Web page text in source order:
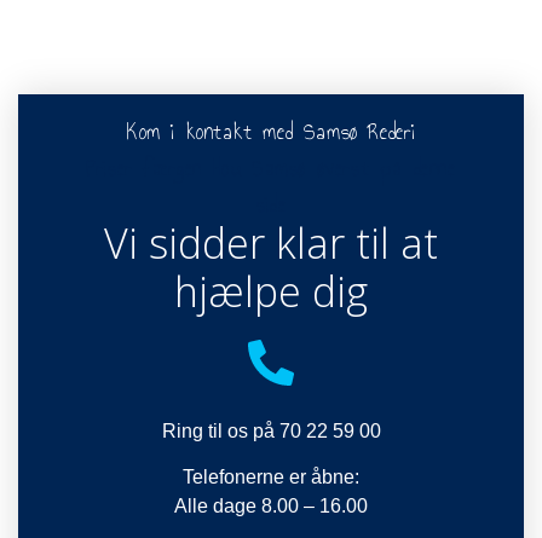
Kom i kontakt med Samsø Rederi
Vi sidder klar til at
hjælpe dig
Ring til os på 70 22 59 00
Telefonerne er åbne:
Alle dage 8.00 – 16.00